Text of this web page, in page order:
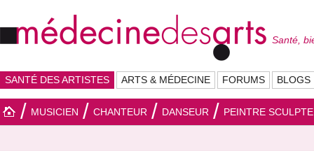
Santé,
SANTÉ DES ARTISTES ARTS & MÉDECINE FORUMS BLOGS
MUSICIEN CHANTEUR DANSEUR PEINTRE